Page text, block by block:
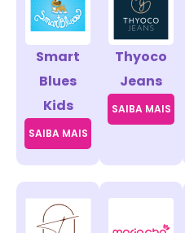
Smart
Blues
Kids
SAIBA MAIS
Thyoco
Jeans
SAIBA MAIS